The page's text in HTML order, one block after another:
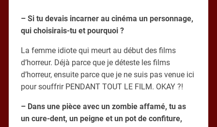
– Si tu devais incarner au cinéma un personnage,
qui choisirais-tu et pourquoi ?
La femme idiote qui meurt au début des films
d’horreur. Déjà parce que je déteste les films
d’horreur, ensuite parce que je ne suis pas venue ici
pour souffrir PENDANT TOUT LE FILM. OKAY ?!
– Dans une pièce avec un zombie affamé, tu as
un cure-dent, un peigne et un pot de confiture,